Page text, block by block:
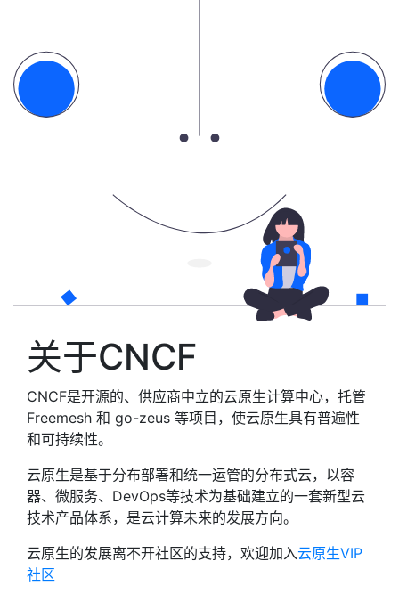
关于CNCF
CNCF是开源的、供应商中立的云原生计算中心，托管
Freemesh 和 go-zeus 等项目，使云原生具有普遍性
和可持续性。
云原生是基于分布部署和统一运管的分布式云，以容
器、微服务、DevOps等技术为基础建立的一套新型云
技术产品体系，是云计算未来的发展方向。
云原生的发展离不开社区的支持，欢迎加入云原生VIP
社区